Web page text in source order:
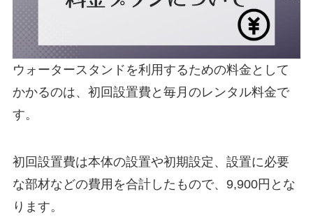
ウォータースタンドを利用するための料金として
かかるのは、初回設置費と毎月のレンタル料金で
す。
初回設置費は本体の設置や初期設定、設置に必要
な部材などの費用を合計したもので、9,900円とな
ります。